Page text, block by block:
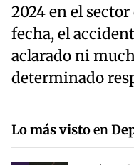
2024 en el
fecha, el
aclarado ni
determinado
Lo más vistoen